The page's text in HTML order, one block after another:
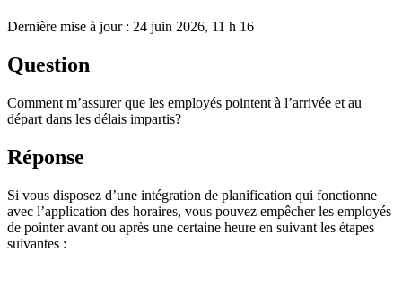
Dernière mise à jour : 24 juin 2026, 11 h 16
Question
Comment m’assurer que les employés pointent à l’arrivée et au
départ dans les délais impartis?
Réponse
Si vous disposez d’une intégration de planification qui fonctionne
avec l’application des horaires, vous pouvez empêcher les employés
de pointer avant ou après une certaine heure en suivant les étapes
suivantes :